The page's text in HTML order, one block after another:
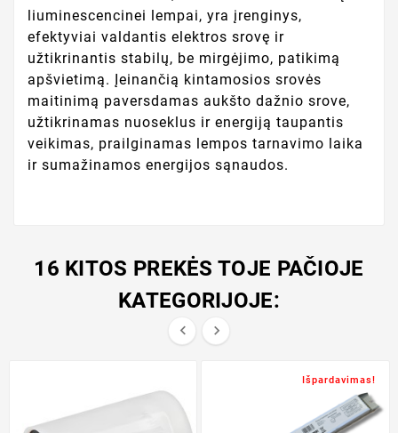
liuminescencinei lempai, yra įrenginys,
efektyviai valdantis elektros srovę ir
užtikrinantis stabilų, be mirgėjimo, patikimą
apšvietimą. Įeinančią kintamosios srovės
maitinimą paversdamas aukšto dažnio srove,
užtikrinamas nuoseklus ir energiją taupantis
veikimas, prailginamas lempos tarnavimo laika
ir sumažinamos energijos sąnaudos.
16 KITOS PREKĖS TOJE PAČIOJE
KATEGORIJOJE:
 
Išpardavimas!